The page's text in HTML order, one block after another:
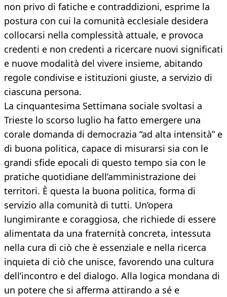
non privo di fatiche e contraddizioni, esprime la
postura con cui la comunità ecclesiale desidera
collocarsi nella complessità attuale, e provoca
credenti e non credenti a ricercare nuovi significati
e nuove modalità del vivere insieme, abitando
regole condivise e istituzioni giuste, a servizio di
ciascuna persona.
La cinquantesima Settimana sociale svoltasi a
Trieste lo scorso luglio ha fatto emergere una
corale domanda di democrazia “ad alta intensità” e
di buona politica, capace di misurarsi sia con le
grandi sfide epocali di questo tempo sia con le
pratiche quotidiane dell’amministrazione dei
territori. È questa la buona politica, forma di
servizio alla comunità di tutti. Un’opera
lungimirante e coraggiosa, che richiede di essere
alimentata da una fraternità concreta, intessuta
nella cura di ciò che è essenziale e nella ricerca
inquieta di ciò che unisce, favorendo una cultura
dell’incontro e del dialogo. Alla logica mondana di
un potere che si afferma attirando a sé e